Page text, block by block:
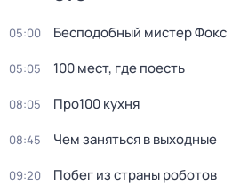
05:00 Бесподобный мистер Фокс
05:05 100 мест, где поесть
08:05 Про100 кухня
08:45 Чем заняться в выходные
09:20 Побег из страны роботов